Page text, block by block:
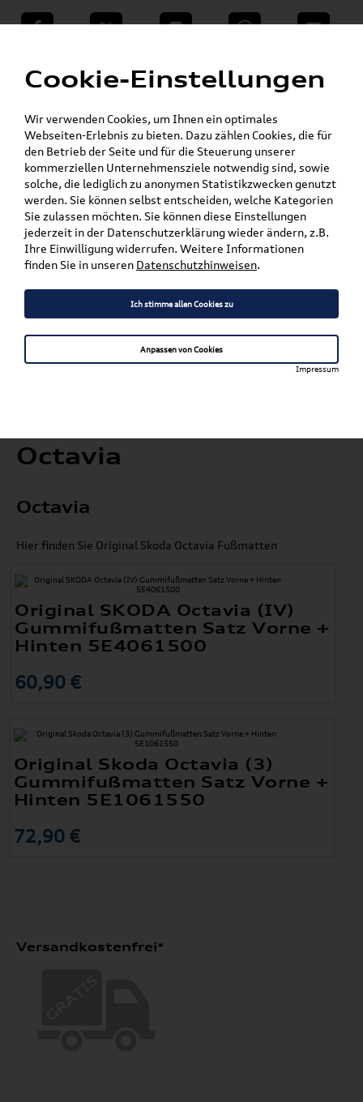
teilen Twitter Instagram WhatsApp E-Mail
VW Shop - VW Originalteile und Zubehör »
» Komfort & Schutz »
Fußmatten » Octavia
Mein Kundenkonto Warenkorb
Artikel für ihr Modell
Marke wählen
Modell wählen
Karosserieform wählen
Octavia
Octavia
Hier finden Sie Original Skoda Octavia Fußmatten
Original SKODA Octavia (IV)
Gummifußmatten Satz Vorne +
Hinten 5E4061500
60,90 €
Original Skoda Octavia (3)
Gummifußmatten Satz Vorne +
Hinten 5E1061550
72,90 €
Versandkostenfrei*
Cookie-Einstellungen
Wir verwenden Cookies, um Ihnen ein optimales
Webseiten-Erlebnis zu bieten. Dazu zählen Cookies, die für
den Betrieb der Seite und für die Steuerung unserer
kommerziellen Unternehmensziele notwendig sind, sowie
solche, die lediglich zu anonymen Statistikzwecken genutzt
werden. Sie können selbst entscheiden, welche Kategorien
Sie zulassen möchten. Sie können diese Einstellungen
jederzeit in der Datenschutzerklärung wieder ändern, z.B.
Ihre Einwilligung widerrufen. Weitere Informationen
finden Sie in unseren Datenschutzhinweisen.
Ich stimme allen Cookies zu
Anpassen von Cookies
Impressum